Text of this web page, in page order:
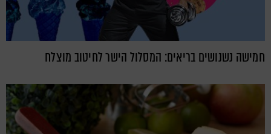
חמישה נשנושים בריאים: המסלול הישר לחיטוב מוצלח